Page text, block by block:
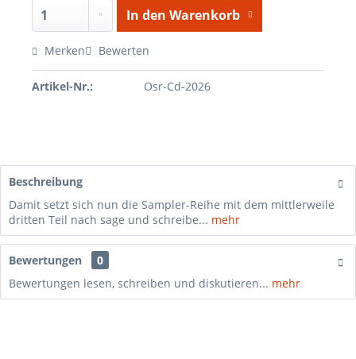
In den Warenkorb
Merken Bewerten
Artikel-Nr.: Osr-Cd-2026
Beschreibung
Damit setzt sich nun die Sampler-Reihe mit dem mittlerweile
dritten Teil nach sage und schreibe... mehr
Bewertungen
0
Bewertungen lesen, schreiben und diskutieren... mehr